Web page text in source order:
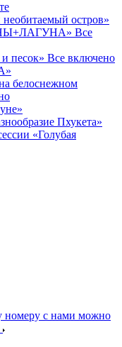
остров»
Все
песок» Все включено
белоснежном
Пхукета»
«Голубая
номеру с нами можно